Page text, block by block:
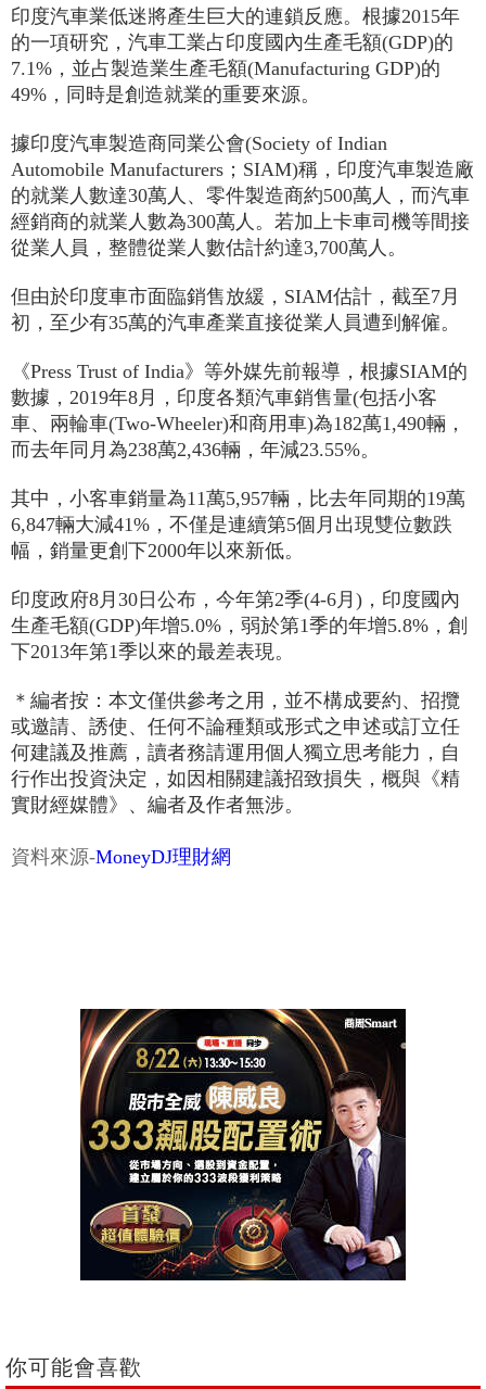
印度汽車業低迷將產生巨大的連鎖反應。根據2015年
的一項研究，汽車工業占印度國內生產毛額(GDP)的
7.1%，並占製造業生產毛額(Manufacturing GDP)的
49%，同時是創造就業的重要來源。
據印度汽車製造商同業公會(Society of Indian
Automobile Manufacturers；SIAM)稱，印度汽車製造廠
的就業人數達30萬人、零件製造商約500萬人，而汽車
經銷商的就業人數為300萬人。若加上卡車司機等間接
從業人員，整體從業人數估計約達3,700萬人。
但由於印度車市面臨銷售放緩，SIAM估計，截至7月
初，至少有35萬的汽車產業直接從業人員遭到解僱。
《Press Trust of India》等外媒先前報導，根據SIAM的
數據，2019年8月，印度各類汽車銷售量(包括小客
車、兩輪車(Two-Wheeler)和商用車)為182萬1,490輛，
而去年同月為238萬2,436輛，年減23.55%。
其中，小客車銷量為11萬5,957輛，比去年同期的19萬
6,847輛大減41%，不僅是連續第5個月出現雙位數跌
幅，銷量更創下2000年以來新低。
印度政府8月30日公布，今年第2季(4-6月)，印度國內
生產毛額(GDP)年增5.0%，弱於第1季的年增5.8%，創
下2013年第1季以來的最差表現。
＊編者按：本文僅供參考之用，並不構成要約、招攬
或邀請、誘使、任何不論種類或形式之申述或訂立任
何建議及推薦，讀者務請運用個人獨立思考能力，自
行作出投資決定，如因相關建議招致損失，概與《精
實財經媒體》、編者及作者無涉。
資料來源-MoneyDJ理財網
你可能會喜歡